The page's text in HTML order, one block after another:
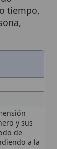
a la
una
y